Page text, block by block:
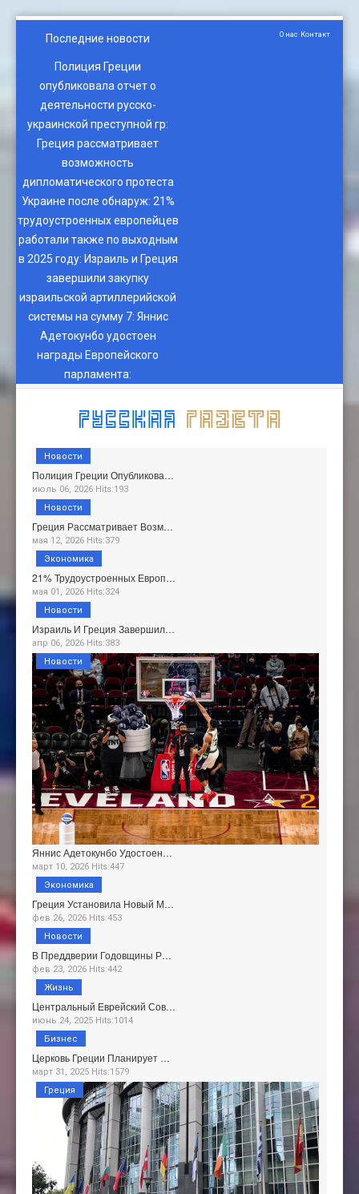
Последние новости
Полиция Греции
опубликовала отчет о
деятельности русско-
украинской преступной гр:
Греция рассматривает
возможность
дипломатического протеста
Украине после обнаруж: 21%
трудоустроенных европейцев
работали также по выходным
в 2025 году: Израиль и Греция
завершили закупку
израильской артиллерийской
системы на сумму 7: Яннис
Адетокунбо удостоен
награды Европейского
парламента:
О нас Контакт
Полиция Греции Опубликова…
июль 06, 2026 Hits:193
Новости
Греция Рассматривает Возм…
мая 12, 2026 Hits:379
Новости
21% Трудоустроенных Европ…
мая 01, 2026 Hits:324
Экономика
Израиль И Греция Завершил…
апр 06, 2026 Hits:383
Новости
Яннис Адетокунбо Удостоен…
март 10, 2026 Hits:447
Новости
Греция Установила Новый М…
фев 26, 2026 Hits:453
Экономика
В Преддверии Годовщины Р…
фев 23, 2026 Hits:442
Новости
Центральный Еврейский Сов…
июнь 24, 2025 Hits:1014
Жизнь
Церковь Греции Планирует …
март 31, 2025 Hits:1579
Бизнес
Греция